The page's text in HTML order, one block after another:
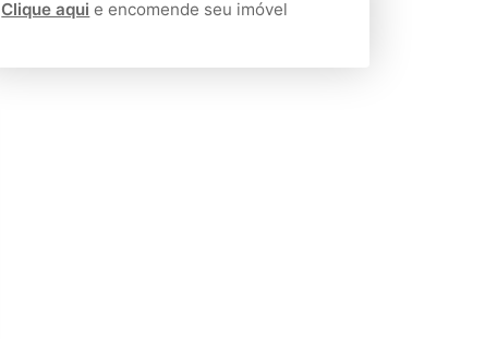
Clique aqui e encomende seu imóvel